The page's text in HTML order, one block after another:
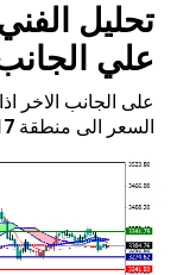
تحليل
علي الجانب
على الجانب الاخر
السعر الى منطقة